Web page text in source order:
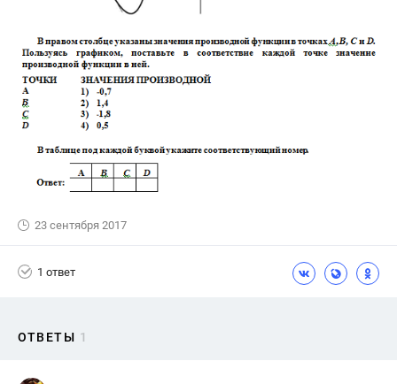
23 сентября 2017
1 ответ
ОТВЕТЫ 1